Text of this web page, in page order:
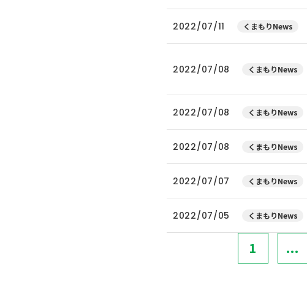
2022/07/11 くまもりNews
2022/07/08 くまもりNews
2022/07/08 くまもりNews
2022/07/08 くまもりNews
2022/07/07 くまもりNews
2022/07/05 くまもりNews
1 ...